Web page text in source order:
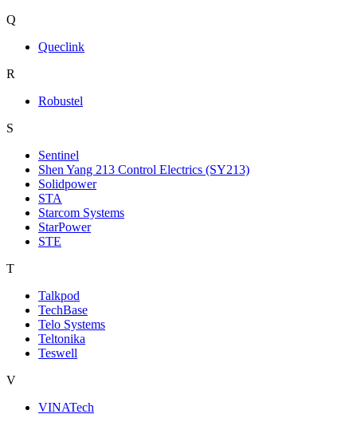
Q
Queclink
R
Robustel
S
Sentinel
Shen Yang 213 Control Electrics (SY213)
Solidpower
STA
Starcom Systems
StarPower
STE
T
Talkpod
TechBase
Telo Systems
Teltonika
Teswell
V
VINATech